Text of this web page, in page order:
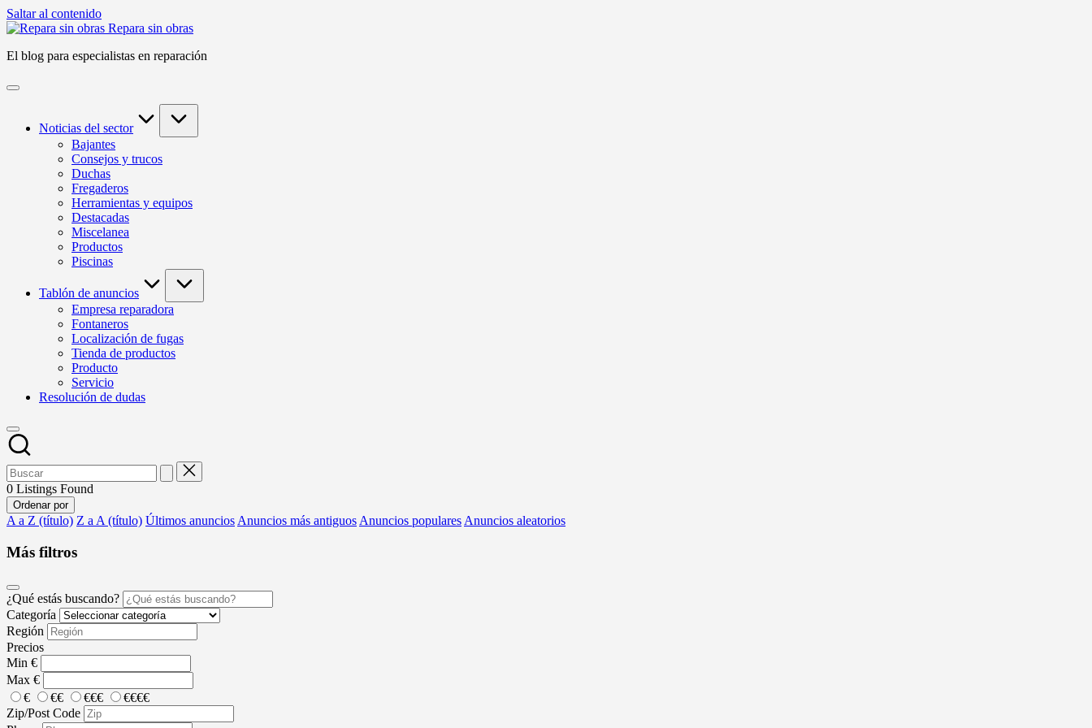
Saltar al contenido
Repara sin obras
El blog para especialistas en reparación
Noticias del sector
Bajantes
Consejos y trucos
Duchas
Fregaderos
Herramientas y equipos
Destacadas
Miscelanea
Productos
Piscinas
Tablón de anuncios
Empresa reparadora
Fontaneros
Localización de fugas
Tienda de productos
Producto
Servicio
Resolución de dudas
0 Listings Found
Ordenar por
A a Z (título) Z a A (título) Últimos anuncios Anuncios más antiguos Anuncios populares Anuncios aleatorios
Más filtros
¿Qué estás buscando?
Categoría
Región
Precios
Min €
Max €
€
€€ €€€
€€€€
Zip/Post Code